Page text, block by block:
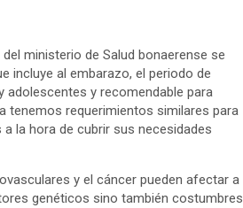
ministerio de Salud bonaerense se
incluye al embarazo, el periodo de
adolescentes y recomendable para
tenemos requerimientos similares para
la hora de cubrir sus necesidades
y el cáncer pueden afectar a
genéticos sino también costumbres